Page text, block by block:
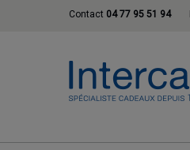
Contact 04 77 95 51 94